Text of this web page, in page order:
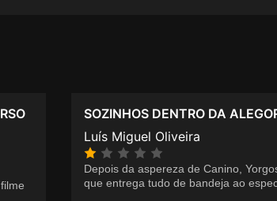
SOZINHOS DENTRO DA
Luís Miguel Oliveira
Depois da aspereza de Canino,
que entrega tudo de bandeja ao